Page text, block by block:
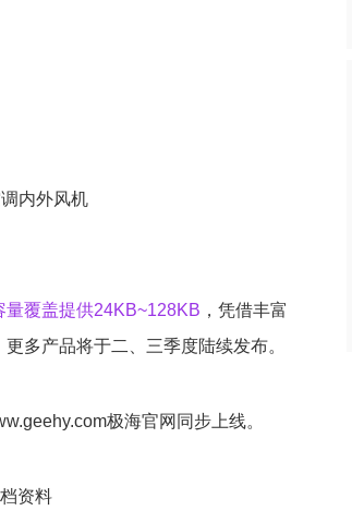
内外风机
覆盖提供24KB~128KB ，凭借丰富
多产品将于二、三季度陆续发布。
极海官网同步上线。
资料